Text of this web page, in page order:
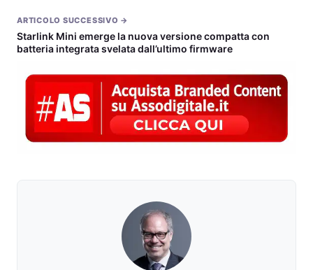
ARTICOLO SUCCESSIVO →
Starlink Mini emerge la nuova versione compatta con
batteria integrata svelata dall’ultimo firmware